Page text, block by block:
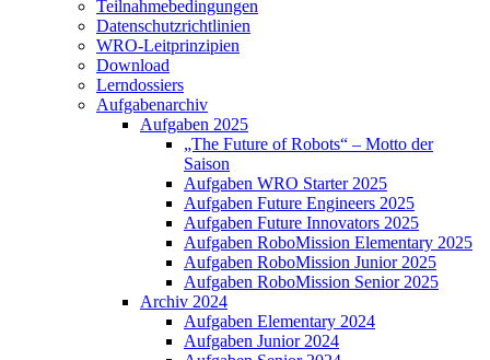
Teilnahmebedingungen
Datenschutzrichtlinien
WRO-Leitprinzipien
Download
Lerndossiers
Aufgabenarchiv
Aufgaben 2025
„The Future of Robots“ – Motto der
Saison
Aufgaben WRO Starter 2025
Aufgaben Future Engineers 2025
Aufgaben Future Innovators 2025
Aufgaben RoboMission Elementary 2025
Aufgaben RoboMission Junior 2025
Aufgaben RoboMission Senior 2025
Archiv 2024
Aufgaben Elementary 2024
Aufgaben Junior 2024